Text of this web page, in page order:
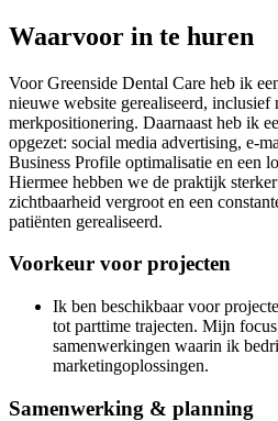
Waarvoor in te huren
Voor Greenside Dental Care heb ik
nieuwe website gerealiseerd, inclusief
merkpositionering. Daarnaast heb ik
opgezet: social media advertising, e-
Business Profile optimalisatie en een
Hiermee hebben we de praktijk
zichtbaarheid vergroot en een
patiënten gerealiseerd.
Voorkeur voor projecten
Ik ben beschikbaar voor
tot parttime trajecten. Mijn
samenwerkingen waarin ik
marketingoplossingen.
Samenwerking & planning